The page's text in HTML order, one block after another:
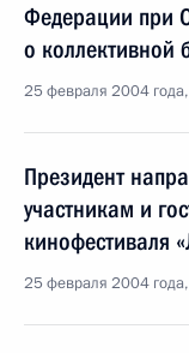
Федерации при
о коллективной
25 февраля 2004
Президент
участникам и
кинофестиваля
25 февраля 2004